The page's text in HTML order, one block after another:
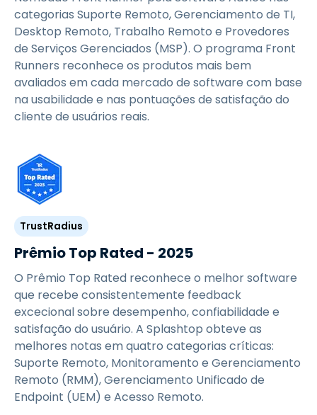
categorias Suporte Remoto, Gerenciamento de TI,
Desktop Remoto, Trabalho Remoto e Provedores
de Serviços Gerenciados (MSP). O programa Front
Runners reconhece os produtos mais bem
avaliados em cada mercado de software com base
na usabilidade e nas pontuações de satisfação do
cliente de usuários reais.
TrustRadius
Prêmio Top Rated - 2025
O Prêmio Top Rated reconhece o melhor software
que recebe consistentemente feedback
excecional sobre desempenho, confiabilidade e
satisfação do usuário. A Splashtop obteve as
melhores notas em quatro categorias críticas:
Suporte Remoto, Monitoramento e Gerenciamento
Remoto (RMM), Gerenciamento Unificado de
Endpoint (UEM) e Acesso Remoto.